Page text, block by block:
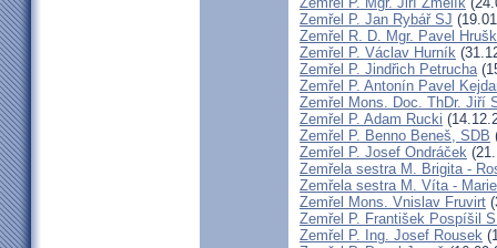
Zemřel P. Jan Rybář SJ
Zemřel R. D. Mgr. Pavel
Zemřel P. Václav Hurník
Zemřel P. Jindřich Petrucha
Zemřel P. Antonín Pavel
Zemřel Mons. Doc. ThDr. Jiří
Zemřel P. Adam Rucki
Zemřel P. Benno Beneš, SDB
Zemřel P. Josef Ondráček
Zemřela sestra M. Brigita -
Zemřela sestra M. Víta -
Zemřel Mons. Vnislav Fruvirt
Zemřel P. František Pospíšil
Zemřel P. Ing. Josef Rousek